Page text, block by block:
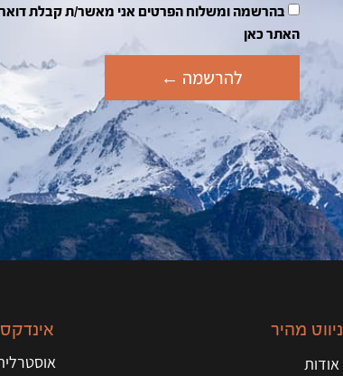
האתר כאן
להרשמה ←
ניווט מהיר
אודות